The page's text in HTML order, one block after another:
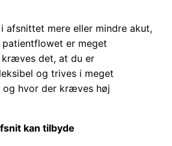
afsnittet mere eller mindre akut,
er meget
det, at du er
og trives i meget
og hvor der kræves høj
kan tilbyde